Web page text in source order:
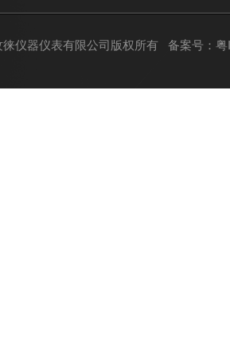
仪器仪表有限公司版权所有 备案号：